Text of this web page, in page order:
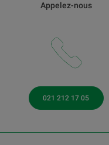
Appelez-nous
021 212 17 05